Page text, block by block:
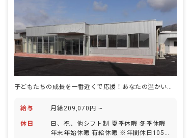
給与 月給209,070円 ~
休日
日、祝、他シフト制 夏季休暇 冬季休暇
年末年始休暇 有給休暇 ※年間休日105